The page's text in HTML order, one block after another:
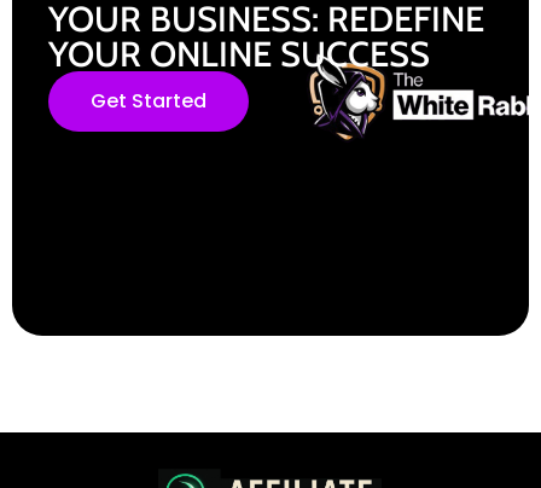
YOUR BUSINESS: REDEFINE
YOUR ONLINE SUCCESS
Get Started